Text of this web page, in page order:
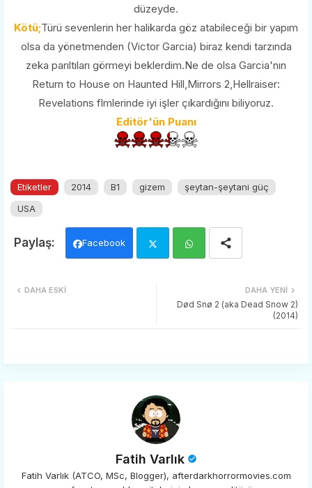
düzeyde.
Kötü;Türü sevenlerin her halikarda göz atabileceği bir yapım
olsa da yönetmenden (Victor Garcia) biraz kendi tarzında
zeka parıltıları görmeyi beklerdim.Ne de olsa Garcia'nın
Return to House on Haunted Hill,Mirrors 2,Hellraiser:
Revelations flmlerinde iyi işler çıkardığını biliyoruz.
Editör'ün Puanı
Etiketler 2014 B1 gizem
şeytan-şeytani güç
USA
Facebook
ats
DAHA YENI
Død Snø 2 (aka Dead Snow 2)
(2014)
DAHA ESKI
Fatih Varlık
Fatih Varlık (ATCO, MSc, Blogger), afterdarkhorrormovies.com